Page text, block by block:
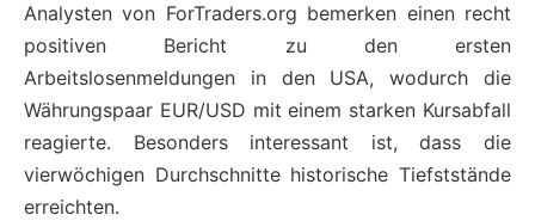
Analysten von ForTraders.org bemerken einen recht
positiven Bericht zu den ersten
Arbeitslosenmeldungen in den USA, wodurch die
Währungspaar EUR/USD mit einem starken Kursabfall
reagierte. Besonders interessant ist, dass die
vierwöchigen Durchschnitte historische Tiefststände
erreichten.